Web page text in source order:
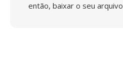
então, baixar o seu